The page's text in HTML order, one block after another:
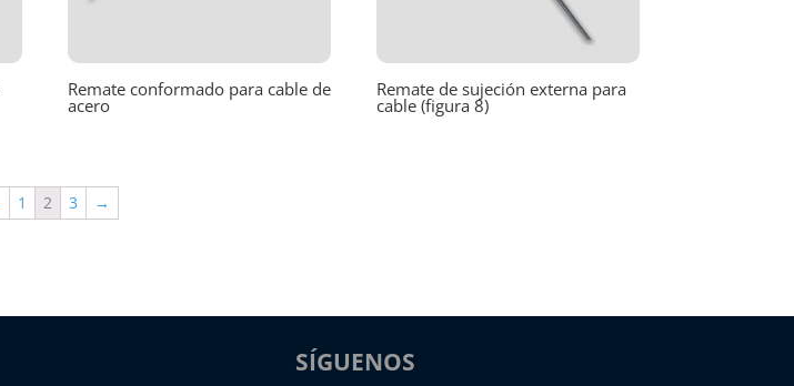
Remate conformado para cable de
acero
Remate de sujeción externa para
cable (figura 8)
1 2 3 →
SÍGUENOS